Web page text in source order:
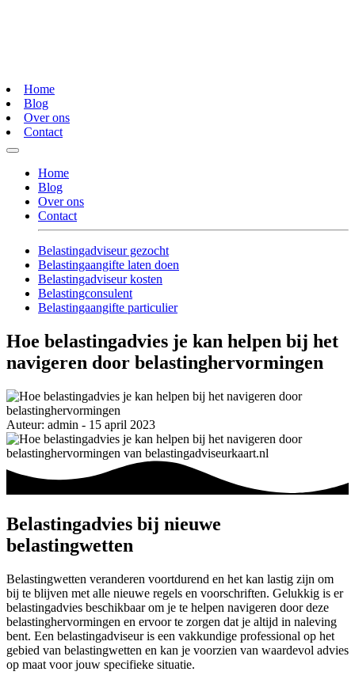
Home
Blog
Over ons
Contact
Home
Blog
Over ons
Contact
Belastingadviseur gezocht
Belastingaangifte laten doen
Belastingadviseur kosten
Belastingconsulent
Belastingaangifte particulier
Hoe belastingadvies je kan helpen bij het
navigeren door belastinghervormingen
Auteur: admin - 15 april 2023
Belastingadvies bij nieuwe
belastingwetten
Belastingwetten veranderen voortdurend en het kan lastig zijn om
bij te blijven met alle nieuwe regels en voorschriften. Gelukkig is er
belastingadvies beschikbaar om je te helpen navigeren door deze
belastinghervormingen en ervoor te zorgen dat je altijd in naleving
bent. Een belastingadviseur is een vakkundige professional op het
gebied van belastingwetten en kan je voorzien van waardevol advies
op maat voor jouw specifieke situatie.